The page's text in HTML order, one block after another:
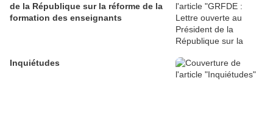
de la République sur la réforme de la
formation des enseignants
Inquiétudes